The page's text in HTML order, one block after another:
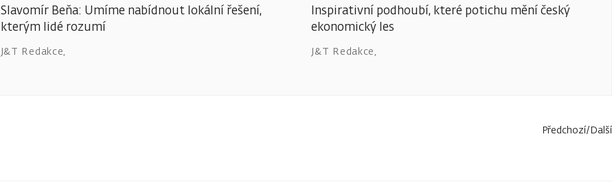
Slavomír Beňa: Umíme nabídnout lokální řešení,
kterým lidé rozumí
J&T Redakce,
Inspirativní podhoubí, které potichu mění český
ekonomický les
J&T Redakce,
Předchozí/Další